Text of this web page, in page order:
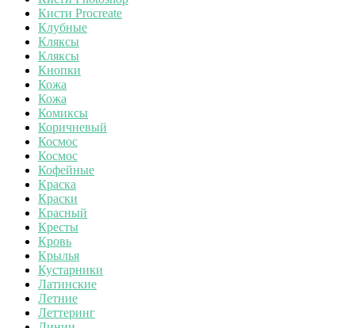
Кисти Procreate
Клубные
Кляксы
Кляксы
Кнопки
Кожа
Кожа
Комиксы
Коричневый
Космос
Космос
Кофейные
Краска
Краски
Красный
Кресты
Кровь
Крылья
Кустарники
Латинские
Летние
Леттеринг